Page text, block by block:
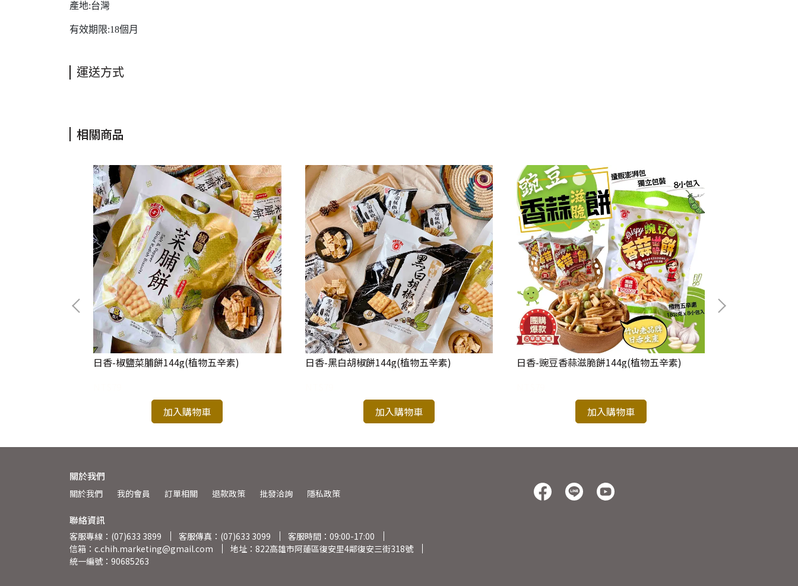
產地:台灣
有效期限:18個月
運送方式
相關商品
日香-椒鹽菜脯餅144g(植物五辛素)
加入購物車
日香-黑白胡椒餅144g(植物五辛素)
加入購物車
日香-豌豆香蒜滋脆餅144g(植物五辛素)
加入購物車
關於我們
關於我們 我的會員 訂單相關 退款政策 批發洽詢 隱私政策
聯絡資訊
客服專線：(07)633 3899 客服傳真：(07)633 3099
客服時間：09:00-17:00
信箱：c.chih.marketing@gmail.com
地址：822高雄市阿蓮區復安里4鄰復安三街318號
統一編號：90685263